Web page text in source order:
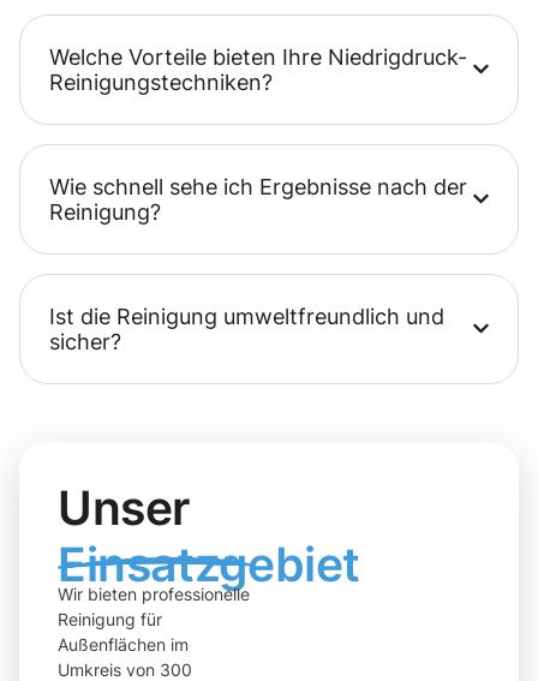
Welche Vorteile bieten Ihre Niedrigdruck-
Reinigungstechniken?
Wie schnell sehe ich Ergebnisse nach der
Reinigung?
Ist die Reinigung umweltfreundlich und
sicher?
Unser
Einsatzgebiet
Wir bieten professionelle
Reinigung für
Außenflächen im
Umkreis von 300